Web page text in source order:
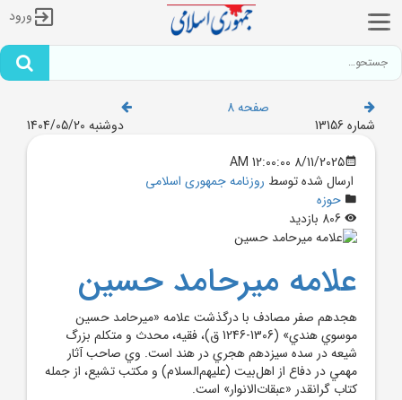
ورود
صفحه 8
شماره 13156
دوشنبه 1404/05/20
8/11/2025 12:00:00 AM
ارسال شده توسط روزنامه جمهوری اسلامی
حوزه
علامه ميرحامد حسين
هجدهم صفر مصادف با درگذشت علامه «ميرحامد حسين
موسوي هندي» (1306-1246 ق)، فقيه، محدث و متکلم بزرگ
شيعه در سده سيزدهم هجري در هند است. وي صاحب آثار
مهمي در دفاع از اهل‌بيت (عليهم‌السلام) و مکتب تشيع، از جمله
کتاب گرانقدر «عبقات‌الانوار» است.